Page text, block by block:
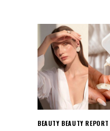
BEAUTY BEAUTY REPORT